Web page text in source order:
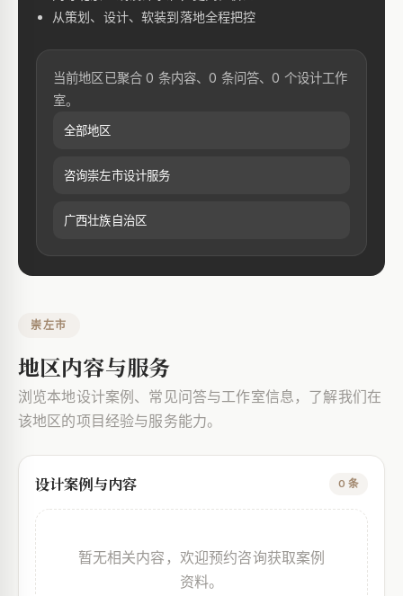
从策划、设计、软装到落地全程把控
当前地区已聚合 0 条内容、0 条问答、0 个设计工作
室。
全部地区
咨询崇左市设计服务
广西壮族自治区
崇左市
地区内容与服务
浏览本地设计案例、常见问答与工作室信息，了解我们在
该地区的项目经验与服务能力。
设计案例与内容 0 条
暂无相关内容，欢迎预约咨询获取案例
资料。